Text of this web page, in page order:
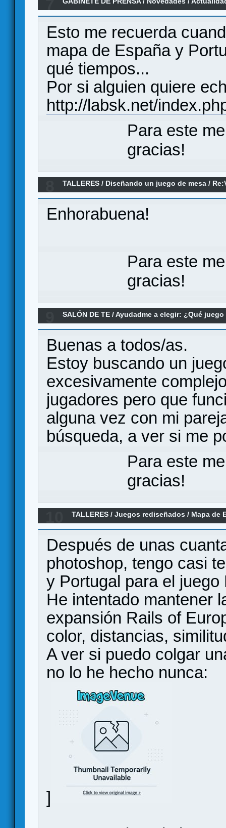
Esto me recuerda
mapa de España y
qué tiempos...
Por si alguien quiere
http://labsk.net/
Para este
gracias!
TALLERES / Diseñando un juego de mesa /
Enhorabuena!
Para este
gracias!
SALÓN DE TE /Ayudadme a elegir: ¿Qué
Buenas a todos/as.
Estoy buscando un
excesivamente
jugadores pero que
alguna vez con mi
búsqueda, a ver si me
Para este
gracias!
TALLERES /Juegos rediseñados / Mapa de
Después de unas
photoshop, tengo casi
y Portugal para el juego
He intentado mantener
expansión Rails of
color, distancias,
A ver si puedo colgar
no lo he hecho nunca:
]